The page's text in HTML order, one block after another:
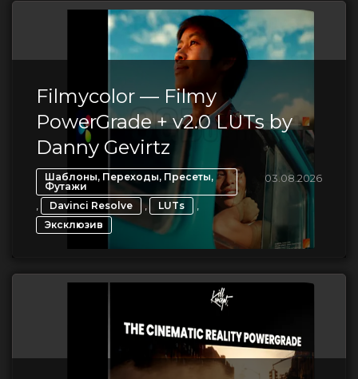
Filmycolor — Filmy
PowerGrade + v2.0 LUTs by
Danny Gevirtz
Шаблоны, Переходы, Пресеты,
Футажи
, Davinci Resolve , LUTs ,
Эксклюзив
03.08.2026